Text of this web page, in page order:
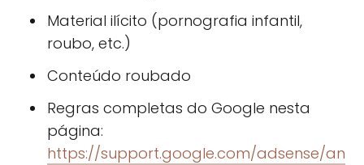
Material ilícito (pornografia infantil,
roubo, etc.)
Conteúdo roubado
Regras completas do Google nesta
página:
https://support.google.com/adsense/an